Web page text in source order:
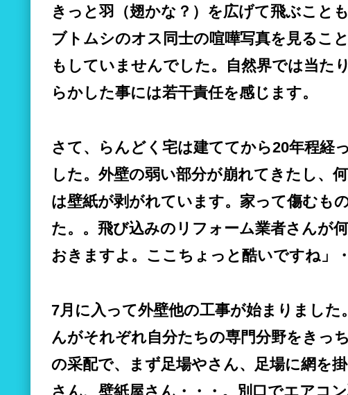
きっと羽（翅かな？）を広げて飛ぶこと
ブトムシのオス同士の喧嘩写真を見るこ
もしていませんでした。自然界では当た
らかした事には若干責任を感じます。
さて、らんどく宅は建ててから20年程経
した。外壁の弱い部分が崩れてきたし、
は壁紙が剥がれています。家って傷むも
た。。飛び込みのリフォーム業者さんが
おきますよ。ここちょっと酷いですね」
7月に入って外壁他の工事が始まりまし
んがそれぞれ自分たちの専門分野をきっ
の采配で、まず足場やさん、足場に網を
さん、壁紙屋さん・・・。別口でエアコ